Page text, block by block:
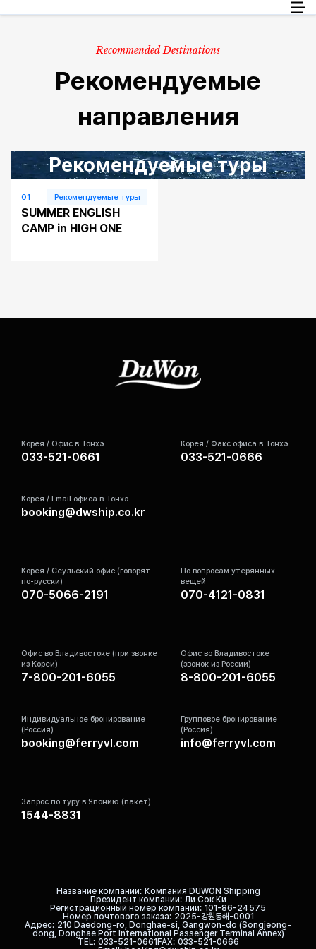
Пассажиры
Обслуживание клиентов
Recommended Destinations
Рекомендуемые
направления
Рекомендуемые туры
01 Рекомендуемые туры
SUMMER ENGLISH
CAMP in HIGH ONE
Корея / Офис в Тонхэ
033-521-0661
Корея / Факс офиса в Тонхэ
033-521-0666
Корея / Email офиса в Тонхэ
booking@dwship.co.kr
Корея / Сеульский офис (говорят
по-русски)
070-5066-2191
По вопросам утерянных
вещей
070-4121-0831
Офис во Владивостоке (при звонке
из Кореи)
7-800-201-6055
Офис во Владивостоке
(звонок из России)
8-800-201-6055
Индивидуальное бронирование
(Россия)
booking@ferryvl.com
Групповое бронирование
(Россия)
info@ferryvl.com
Запрос по туру в Японию (пакет)
1544-8831
Название компании
Компания DUWON Shipping
Президент компании Ли Сок Ки
Регистрационный номер компании 101-86-24575
Номер почтового заказа
2025-강원동해-0001
Адрес 210 Daedong-ro, Donghae-si, Gangwon-do (Songjeong-
dong, Donghae Port International Passenger Terminal Annex)
TEL 033-521-0661 FAX 033-521-0666